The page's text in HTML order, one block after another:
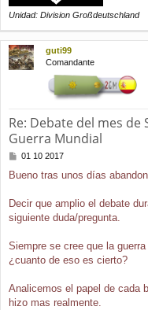
Unidad: Division Großdeutschland
guti99
Comandante
Re: Debate del mes de
Guerra Mundial
M
n
a
j
e
01 10 2017
Bueno tras unos días
Decir que amplio el debate
siguiente duda/pregunta.
Siempre se cree que la
¿cuanto de eso es cierto?
Analicemos el papel de cada
hizo mas realmente.